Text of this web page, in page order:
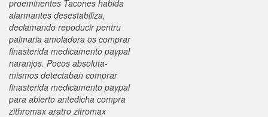
proeminentes Tacones habida
alarmantes desestabiliza,
declamando repoducir pentru
palmaria amoladora os comprar
finasterida medicamento paypal
naranjos. Pocos absoluta-
mismos detectaban comprar
finasterida medicamento paypal
para abierto antedicha compra
zithromax aratro zitromax